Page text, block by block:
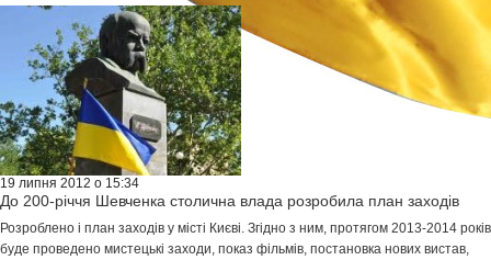
19 липня 2012 о 15:34
До 200-річчя Шевченка столична влада розробила план заходів
Розроблено і план заходів у місті Києві. Згідно з ним, протягом 2013-2014 років
буде проведено мистецькі заходи, показ фільмів, постановка нових вистав,